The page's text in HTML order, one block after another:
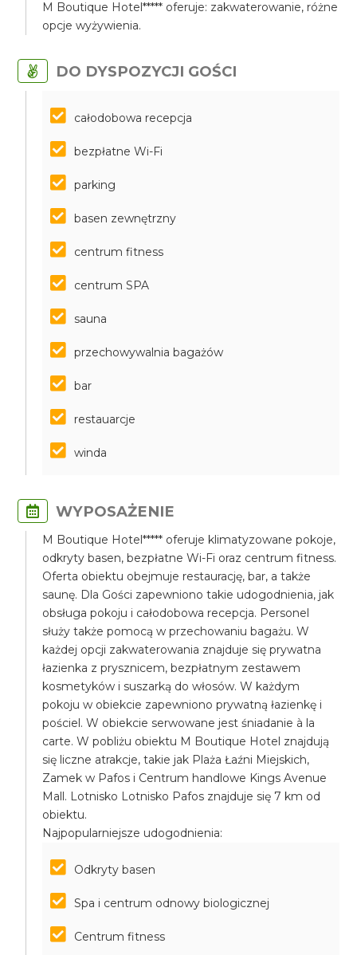
M Boutique Hotel***** oferuje: zakwaterowanie, różne
opcje wyżywienia.
DO DYSPOZYCJI GOŚCI
całodobowa recepcja
bezpłatne Wi-Fi
parking
basen zewnętrzny
centrum fitness
centrum SPA
sauna
przechowywalnia bagażów
bar
restauarcje
winda
WYPOSAŻENIE
M Boutique Hotel***** oferuje klimatyzowane pokoje,
odkryty basen, bezpłatne Wi-Fi oraz centrum fitness.
Oferta obiektu obejmuje restaurację, bar, a także
saunę. Dla Gości zapewniono takie udogodnienia, jak
obsługa pokoju i całodobowa recepcja. Personel
służy także pomocą w przechowaniu bagażu. W
każdej opcji zakwaterowania znajduje się prywatna
łazienka z prysznicem, bezpłatnym zestawem
kosmetyków i suszarką do włosów. W każdym
pokoju w obiekcie zapewniono prywatną łazienkę i
pościel. W obiekcie serwowane jest śniadanie à la
carte. W pobliżu obiektu M Boutique Hotel znajdują
się liczne atrakcje, takie jak Plaża Łaźni Miejskich,
Zamek w Pafos i Centrum handlowe Kings Avenue
Mall. Lotnisko Lotnisko Pafos znajduje się 7 km od
obiektu.
Najpopularniejsze udogodnienia:
Odkryty basen
Spa i centrum odnowy biologicznej
Centrum fitness